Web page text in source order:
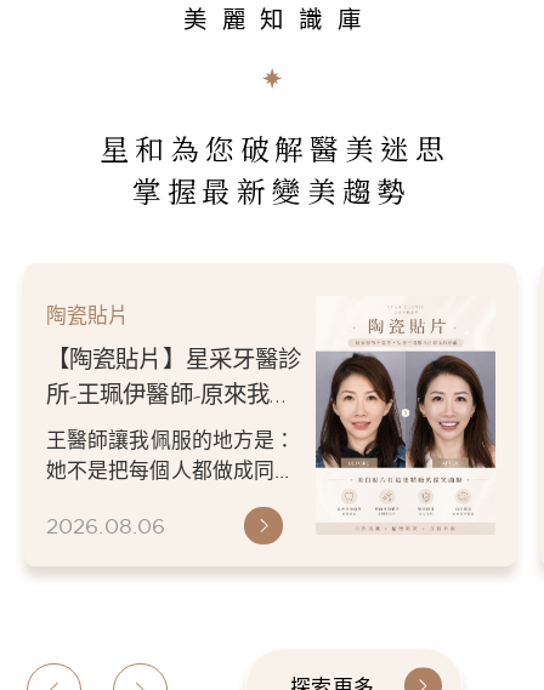
美麗知識庫
星和為您破解醫美迷思
掌握最新變美趨勢
陶瓷貼片
【陶瓷貼片】星采牙醫診
所-王珮伊醫師-原來我的
不愛笑，只是不喜歡自己
原本的牙齒
王醫師讓我佩服的地方是：
她不是把每個人都做成同一
更適合自己的樣子。 現...
2026.08.06